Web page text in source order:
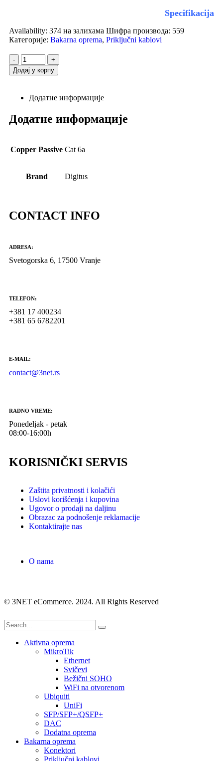
Specifikacija
Availability: 374 на залихама Шифра производа: 559
Категорије: Bakarna oprema, Priključni kablovi
-
+
Додај у корпу
Додатне информације
Додатне информације
Copper Passive Cat 6a
Brand Digitus
CONTACT INFO
ADRESA:
Svetogorska 6, 17500 Vranje
TELEFON:
+381 17 400234
+381 65 6782201
E-MAIL:
contact@3net.rs
RADNO VREME:
Ponedeljak - petak
08:00-16:00h
KORISNIČKI SERVIS
Zaštita privatnosti i kolačići
Uslovi korišćenja i kupovina
Ugovor o prodaji na daljinu
Obrazac za podnošenje reklamacije
Kontaktirajte nas
O nama
© 3NET eCommerce. 2024. All Rights Reserved
Aktivna oprema
MikroTik
Ethernet
Svičevi
Bežični SOHO
WiFi na otvorenom
Ubiquiti
UniFi
SFP/SFP+/QSFP+
DAC
Dodatna oprema
Bakarna oprema
Konektori
Priključni kablovi